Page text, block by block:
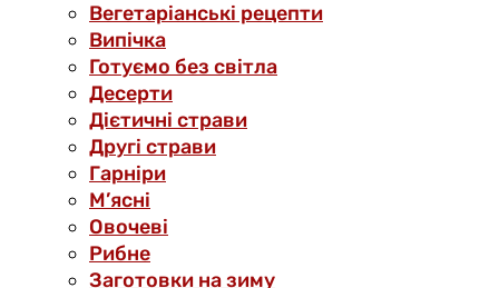
Вегетаріанські рецепти
Випічка
Готуємо без світла
Десерти
Дієтичні страви
Другі страви
Гарніри
М’ясні
Овочеві
Рибне
Заготовки на зиму